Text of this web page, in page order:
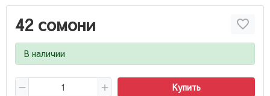
42 сомони
В наличии
Купить